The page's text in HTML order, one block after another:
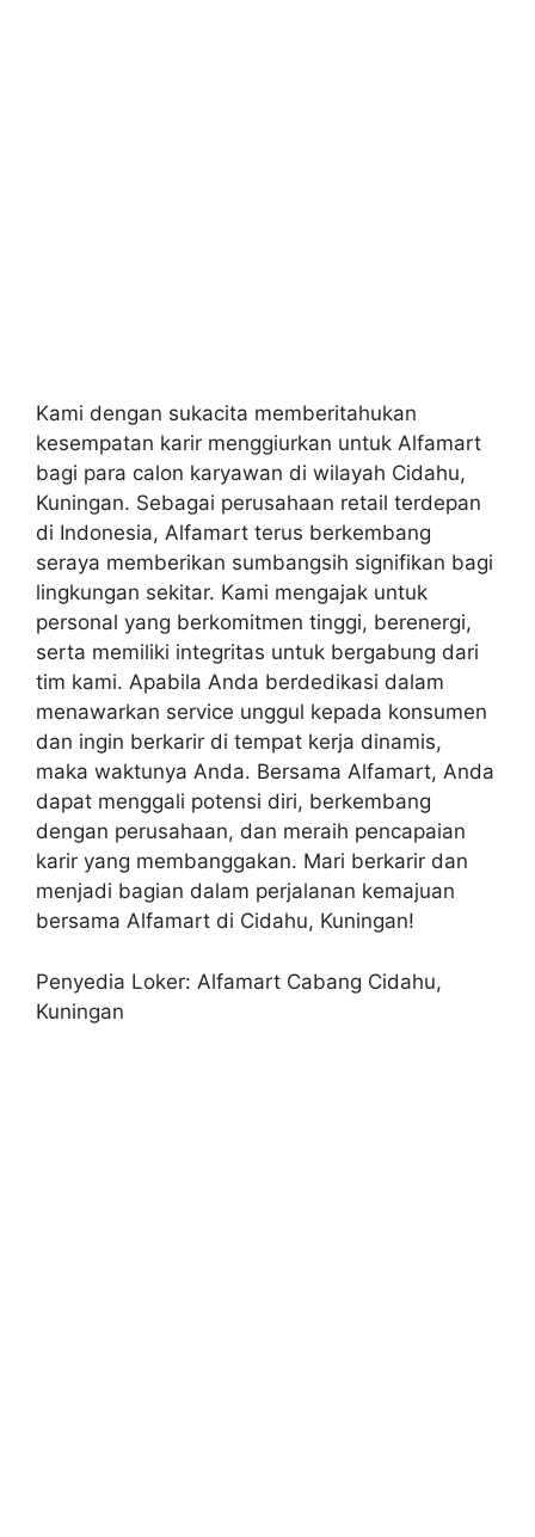
Kami dengan sukacita memberitahukan
kesempatan karir menggiurkan untuk Alfamart
bagi para calon karyawan di wilayah Cidahu,
Kuningan. Sebagai perusahaan retail terdepan
di Indonesia, Alfamart terus berkembang
seraya memberikan sumbangsih signifikan bagi
lingkungan sekitar. Kami mengajak untuk
personal yang berkomitmen tinggi, berenergi,
serta memiliki integritas untuk bergabung dari
tim kami. Apabila Anda berdedikasi dalam
menawarkan service unggul kepada konsumen
dan ingin berkarir di tempat kerja dinamis,
maka waktunya Anda. Bersama Alfamart, Anda
dapat menggali potensi diri, berkembang
dengan perusahaan, dan meraih pencapaian
karir yang membanggakan. Mari berkarir dan
menjadi bagian dalam perjalanan kemajuan
bersama Alfamart di Cidahu, Kuningan!
Penyedia Loker: Alfamart Cabang Cidahu,
Kuningan